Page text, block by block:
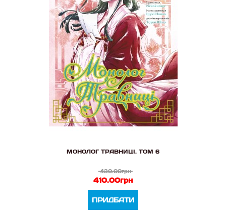
МОНОЛОГ ТРАВНИЦІ. ТОМ 6
430.00грн
410.00грн
ПРИДБАТИ